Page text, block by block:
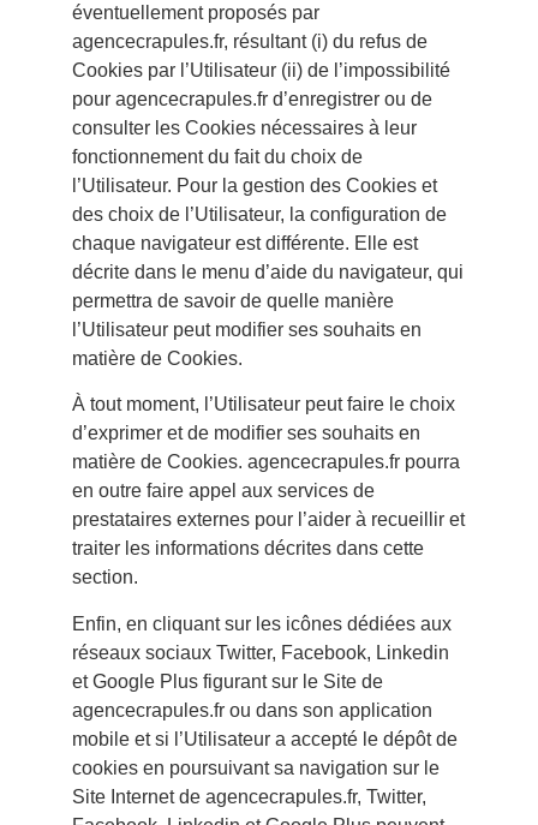
éventuellement proposés par
agencecrapules.fr, résultant (i) du refus de
Cookies par l’Utilisateur (ii) de l’impossibilité
pour agencecrapules.fr d’enregistrer ou de
consulter les Cookies nécessaires à leur
fonctionnement du fait du choix de
l’Utilisateur. Pour la gestion des Cookies et
des choix de l’Utilisateur, la configuration de
chaque navigateur est différente. Elle est
décrite dans le menu d’aide du navigateur, qui
permettra de savoir de quelle manière
l’Utilisateur peut modifier ses souhaits en
matière de Cookies.
À tout moment, l’Utilisateur peut faire le choix
d’exprimer et de modifier ses souhaits en
matière de Cookies. agencecrapules.fr pourra
en outre faire appel aux services de
prestataires externes pour l’aider à recueillir et
traiter les informations décrites dans cette
section.
Enfin, en cliquant sur les icônes dédiées aux
réseaux sociaux Twitter, Facebook, Linkedin
et Google Plus figurant sur le Site de
agencecrapules.fr ou dans son application
mobile et si l’Utilisateur a accepté le dépôt de
cookies en poursuivant sa navigation sur le
Site Internet de agencecrapules.fr, Twitter,